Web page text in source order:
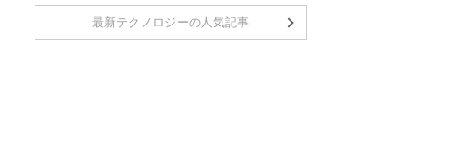
最新テクノロジーの人気記事